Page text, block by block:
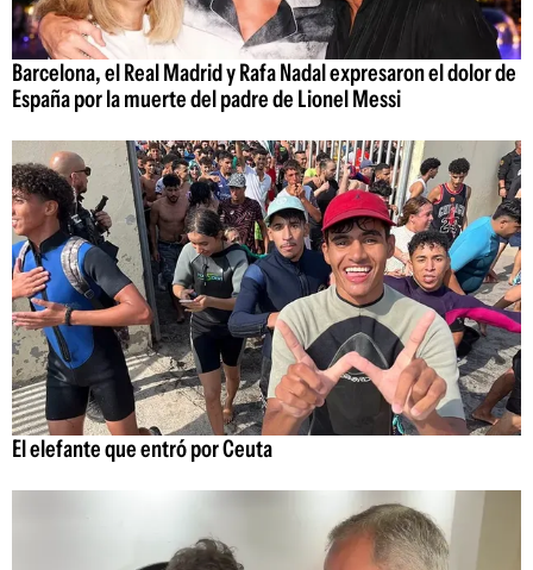
Barcelona, el Real Madrid y Rafa Nadal expresaron el dolor de
España por la muerte del padre de Lionel Messi
El elefante que entró por Ceuta